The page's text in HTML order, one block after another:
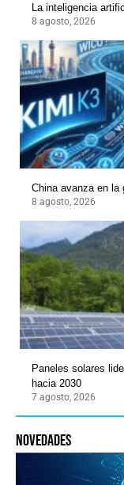
La inteligencia
8 agosto, 2026
China avanza en la
8 agosto, 2026
Paneles solares
hacia 2030
7 agosto, 2026
novedades